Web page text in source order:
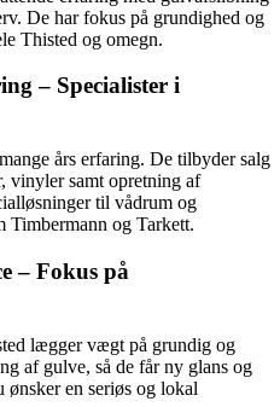
De har fokus på grundighed og
Thisted og omegn.
– Specialister i
års erfaring. De tilbyder salg
vinyler samt opretning af
til vådrum og
Timbermann og Tarkett.
– Fokus på
lægger vægt på grundig og
af gulve, så de får ny glans og
en seriøs og lokal